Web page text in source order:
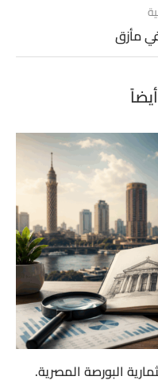
مأزق
البورصة المصرية.